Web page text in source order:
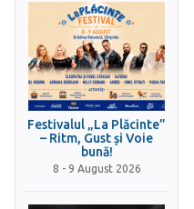
Festivalul „La Plăcinte”
– Ritm, Gust și Voie
bună!
8 - 9 August 2026